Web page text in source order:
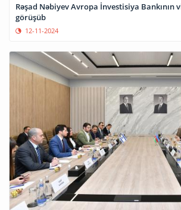
Rəşad Nəbiyev Avropa İnvestisiya Bankının
görüşüb
12-11-2024